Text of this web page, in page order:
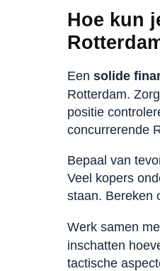
Hoe kun
Een solide
Rotterdam.
positie
concurrerende
Bepaal van
Veel kopers
staan. Bereken
Werk samen
inschatten
tactische